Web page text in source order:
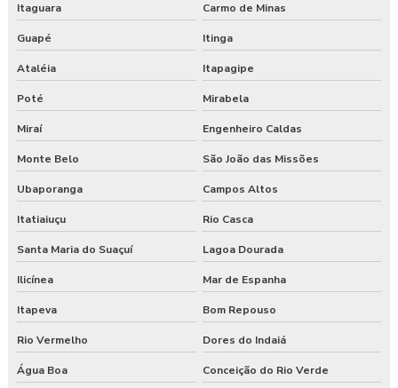
Itaguara Carmo de Minas
Guapé Itinga
Ataléia Itapagipe
Poté Mirabela
Miraí Engenheiro Caldas
Monte Belo São João das Missões
Ubaporanga Campos Altos
Itatiaiuçu Rio Casca
Santa Maria do Suaçuí Lagoa Dourada
Ilicínea Mar de Espanha
Itapeva Bom Repouso
Rio Vermelho Dores do Indaiá
Água Boa Conceição do Rio Verde